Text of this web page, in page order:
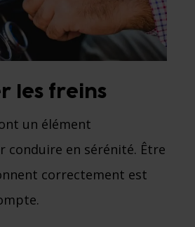
les freins
un élément
conduire en sérénité. Être
correctement est